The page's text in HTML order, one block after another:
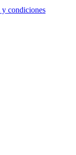
condiciones